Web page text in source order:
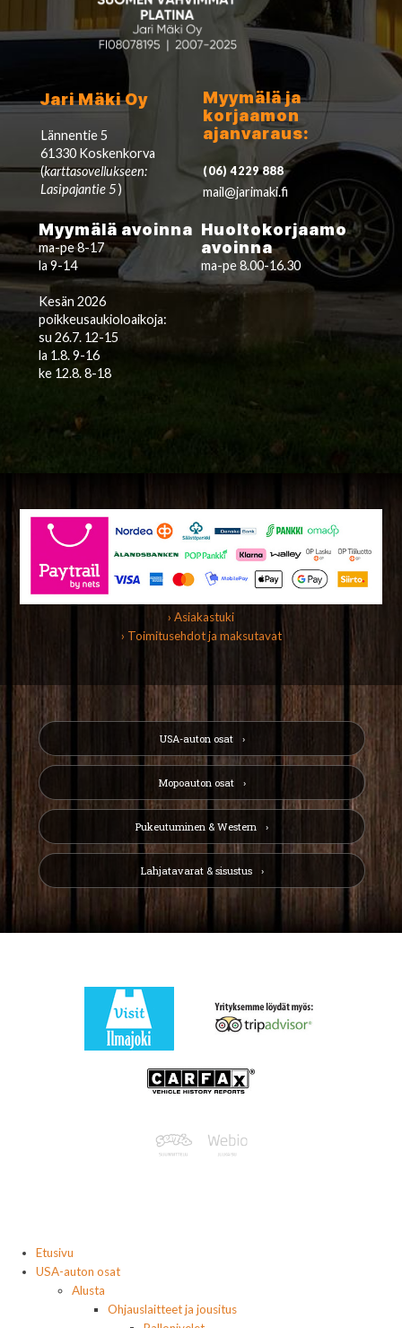
Jari Mäki Oy
Lännentie 5
61330 Koskenkorva
(karttasovellukseen:
Lasipajantie 5)
Myymälä ja
korjaamon
ajanvaraus:
(06) 4229 888
mail@jarimaki.fi
Myymälä avoinna
ma-pe 8-17
la 9-14
Kesän 2026
poikkeusaukioloaikoja:
su 26.7. 12-15
la 1.8. 9-16
ke 12.8. 8-18
Huoltokorjaamo
avoinna
ma-pe 8.00-16.30
› Asiakastuki
› Toimitusehdot ja maksutavat
USA-auton osat
Mopoauton osat
Pukeutuminen & Western
Lahjatavarat & sisustus
Etusivu
USA-auton osat
Alusta
Ohjauslaitteet ja jousitus